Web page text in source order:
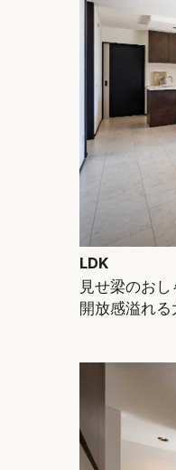
LDK
見せ梁のお
開放感溢れる